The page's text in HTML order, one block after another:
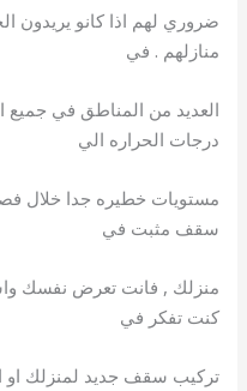
ضروري لهم اذا كانو يريدون
منازلهم . في
العديد من المناطق في جميع
درجات الحراره الي
مستويات خطيره جدا خلال
سقف مثبت في
منزلك , فانت تعرض نفسك
كنت تفكر في
تركيب سقف جديد لمنزلك او